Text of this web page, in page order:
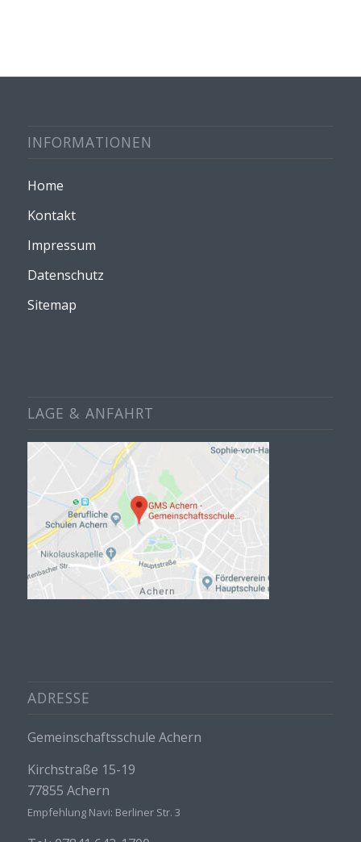
INFORMATIONEN
Home
Kontakt
Impressum
Datenschutz
Sitemap
LAGE & ANFAHRT
ADRESSE
Gemeinschaftsschule Achern
Kirchstraße 15-19
77855 Achern
Empfehlung Navi: Berliner Str. 3